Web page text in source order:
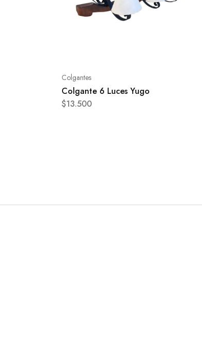
Colgantes
Colgante 6 Luces Yugo
$13.500